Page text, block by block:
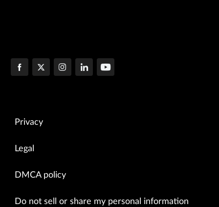
Privacy
Legal
DMCA policy
Do not sell or share my personal information